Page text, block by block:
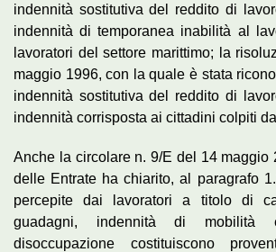
indennità sostitutiva del reddito di
indennità di temporanea inabilità al
lavoratori del settore marittimo; la
maggio 1996, con la quale è stata
indennità sostitutiva del reddito di
indennità corrisposta ai cittadini colpiti
Anche la circolare n. 9/E del 14 maggio
delle Entrate ha chiarito, al paragrafo
percepite dai lavoratori a titolo di
guadagni, indennità di
disoccupazione costituiscono